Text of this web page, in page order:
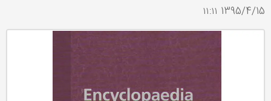
1395/4/15 ۱۱:۱۱